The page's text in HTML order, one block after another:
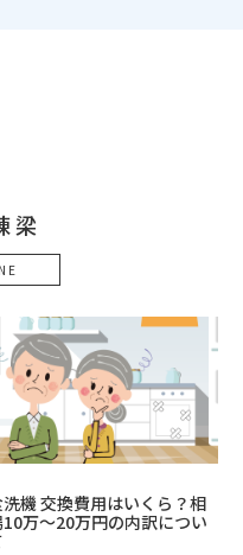
梁
機 交換費用はいくら？相
万〜20万円の内訳につい